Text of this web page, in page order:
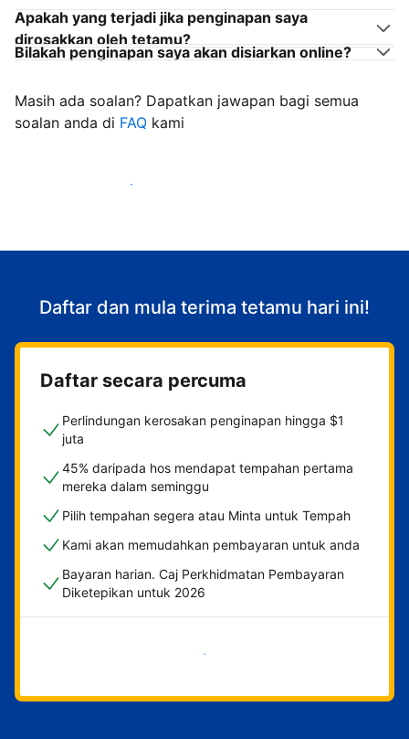
Apakah yang terjadi jika penginapan saya
dirosakkan oleh tetamu?
Bilakah penginapan saya akan disiarkan online?
Masih ada soalan? Dapatkan jawapan bagi semua
soalan anda di FAQ kami
Mula mengalu-alukan tetamu
Daftar dan mula terima tetamu hari ini!
Daftar secara percuma
Perlindungan kerosakan penginapan hingga $1
juta
45% daripada hos mendapat tempahan pertama
mereka dalam seminggu
Pilih tempahan segera atau Minta untuk Tempah
Kami akan memudahkan pembayaran untuk anda
Bayaran harian. Caj Perkhidmatan Pembayaran
Diketepikan untuk 2026
Mulakan sekarang